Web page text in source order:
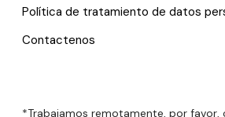
Política de tratamiento de datos
Contactenos
*Trabajamos remotamente, por